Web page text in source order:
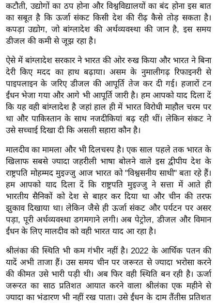
ज
ग
त
ऑ
टो
व
र्ल्ड
न्यू
ज
ब्री
म
नो
रं
ज
न
ज
ग
बॉ
ली
वु
ड
कटौती, उद्योगों का ठप होना और विश्वविद्यालयों का बंद होना इस बात
का सबूत है कि ऊर्जा संकट किसी देश की रीढ़ कैसे तोड़ सकता है।
कपड़ा उद्योग, जो बांग्लादेश की अर्थव्यवस्था की जान है, इस समय
डीजल की कमी से जूझ रहा है।
ऐसे में बांग्लादेश सरकार ने भारत की ओर रुख किया और भारत ने बिना
देरी किए मदद का हाथ बढ़ाया। असम के नुमालीगढ़ रिफाइनरी से
पाइपलाइन के जरिए डीजल की आपूर्ति तेज कर दी गई। हजारों टन
ईंधन भेजा गया और आगे भी आपूर्ति जारी है। हम आपको याद दिला दें
कि यह वही बांग्लादेश है जहां हाल ही में भारत विरोधी माहौल चरम पर
था और पाकिस्तान के साथ नजदीकियां बढ़ रही थीं। लेकिन संकट ने
उसे सच्चाई दिखा दी कि असली सहारा कौन है।
मालदीव का मामला और भी दिलचस्प है। एक साल पहले तक भारत के
खिलाफ सबसे ज्यादा जहरीली भाषा बोलने वाले इस द्वीपीय देश के
राष्ट्रपति मोहम्मद मुइज्जु आज भारत को "विश्वसनीय साथी" बता रहे हैं।
हम आपको याद दिला दें कि राष्ट्रपति मुइज्जु ने सत्ता में आते ही
भारतीय सैनिकों को देश से बाहर कर दिया था और चीन की तरफ
झुकाव दिखाया था। लेकिन जैसे ही ऊर्जा संकट और पर्यटन पर असर
पड़ा, पूरी अर्थव्यवस्था डगमगाने लगी। अब पेट्रोल, डीजल और विमान
ईंधन के लिए मालदीव को वही भारत याद आ रहा है।
श्रीलंका की स्थिति भी कम गंभीर नहीं है। 2022 के आर्थिक पतन की
यादें अभी ताजा हैं। उस समय चीन पर जरूरत से ज्यादा भरोसा करने
की कीमत उसे भारी पड़ी थी। अब फिर वही स्थिति बन रही है। ऊर्जा
जरूरत का साठ प्रतिशत आयात करने वाला श्रीलंका एक महीने से
ज्यादा का भंडारण भी नहीं रख पाता। उसे ईंधन के दाम तैंतीस प्रतिशत